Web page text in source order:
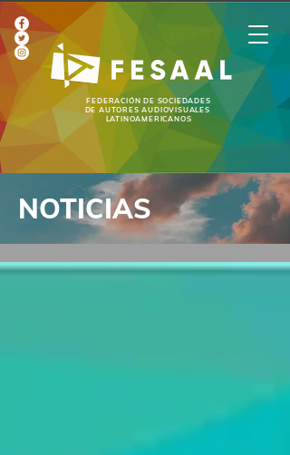
FEDERACIÓN DE SOCIEDADES
DE AUTORES AUDIOVISUALES
LATINOAMERICANOS
NOTICIAS